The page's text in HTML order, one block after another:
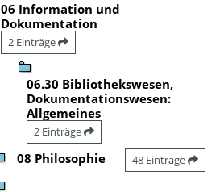
06 Information und
Dokumentation
2 Einträge
06.30 Bibliothekswesen,
Dokumentationswesen:
Allgemeines
2 Einträge
08 Philosophie 48 Einträge